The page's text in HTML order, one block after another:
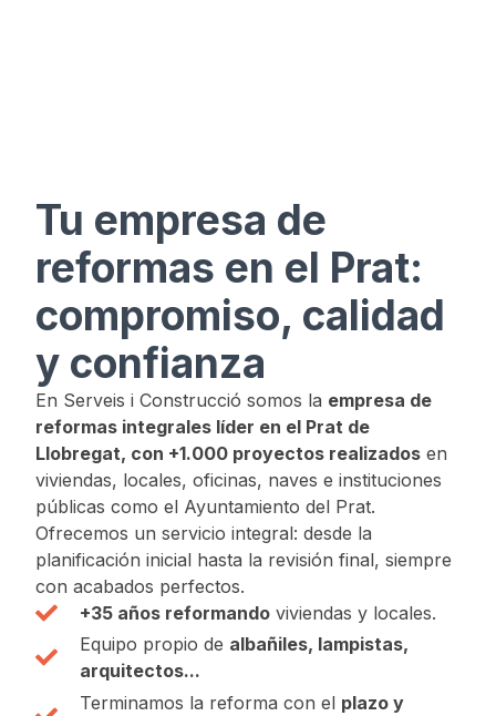
Tu empresa de
reformas en el Prat:
compromiso, calidad
y confianza
En Serveis i Construcció somos la empresa de
reformas integrales líder en el Prat de
Llobregat, con +1.000 proyectos realizados en
viviendas, locales, oficinas, naves e instituciones
públicas como el Ayuntamiento del Prat.
Ofrecemos un servicio integral: desde la
planificación inicial hasta la revisión final, siempre
con acabados perfectos.
+35 años reformandoviviendas y locales.
Equipo propio de albañiles, lampistas,
arquitectos...
Terminamos la reforma con el plazo y